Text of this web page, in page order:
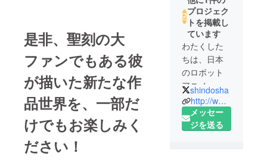
是非、聖刻の大
ファンでもある彼
が描いた新たな作
品世界を、一部だ
けでもお楽しみく
ださい！
プロジェク
トを掲載し
ています
わたくした
ちは、日本
のロボット
アニメー
ションの創
生期から
様々な作品
shindosha
http://www.shindosha.com/
メッセー
ジを送る